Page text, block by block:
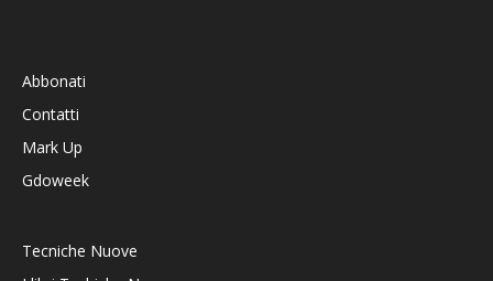
Abbonati
Contatti
Mark Up
Gdoweek
Tecniche Nuove